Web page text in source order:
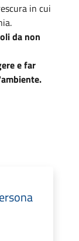
in cui
da non
e far